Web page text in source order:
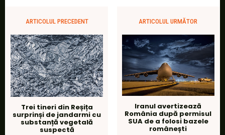
ARTICOLUL PRECEDENT
Trei tineri din Reșița
surprinși de jandarmi cu
substanță vegetală
suspectă
ARTICOLUL URMĂTOR
Iranul avertizează
România după permisul
SUA de a folosi bazele
românești